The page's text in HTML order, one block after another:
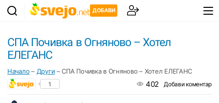
ДОБАВИ
СПА Почивка в Огняново – Хотел
ЕЛЕГАНС
Начало – Други –СПА Почивка в Огняново – Хотел ЕЛЕГАНС
1 402 Добави коментар